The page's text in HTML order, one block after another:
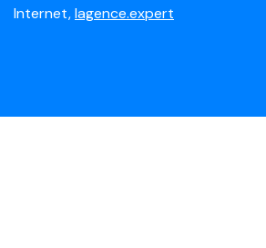
Internet,lagence.expert